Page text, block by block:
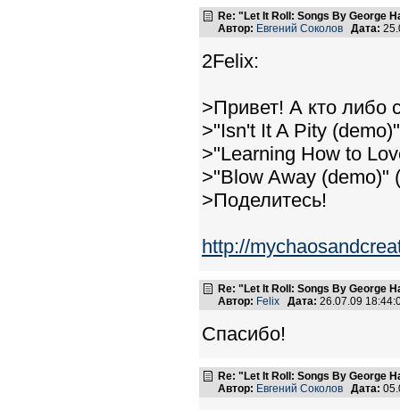
Re: "Let It Roll: Songs By George
Автор: Евгений Соколов Дата:
2Felix:
>Привет! А кто либо
>"Isn't It A Pity
>"Learning How to
>"Blow Away (demo)"
>Поделитесь!
http://
Re: "Let It Roll: Songs By George
Автор: Felix Дата: 26.07.09
Спасибо!
Re: "Let It Roll: Songs By George
Автор: Евгений Соколов Дата: